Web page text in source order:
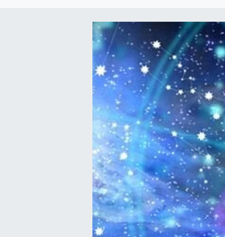
Çevre & Doğa